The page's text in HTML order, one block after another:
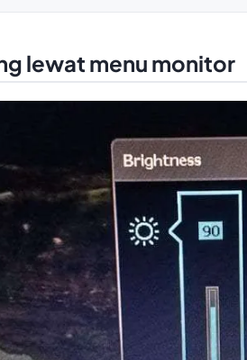
lewat menu monitor